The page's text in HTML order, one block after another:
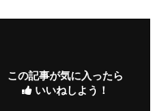
この記事が気に入ったら
いいねしよう！